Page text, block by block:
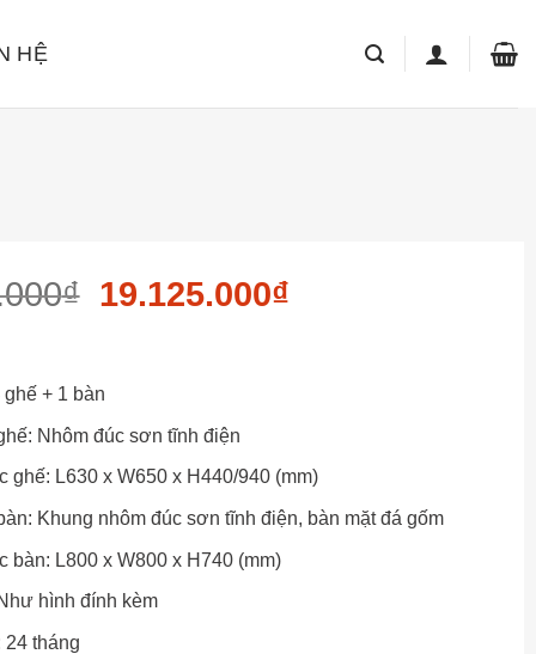
HỆ
₫ Giá
22.500.000₫.
19.125.000₫
ghế + 1 bàn
Nhôm đúc sơn tĩnh điện
ghế: L630 x W650 x H440/940 (mm)
Khung nhôm đúc sơn tĩnh điện, bàn mặt đá gốm
bàn: L800 x W800 x H740 (mm)
hình đính kèm
24 tháng